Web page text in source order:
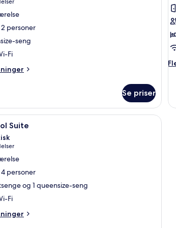
2 personer
seng
Fi
Se priser
af
med sofa og sofabord, et fjernsyn og et stort vindue med
Et moderne, minimalistisk værelse
Suite
4 personer
og 1 queensize-seng
Fi